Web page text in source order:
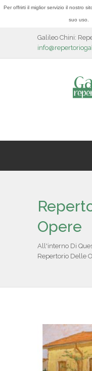
Per offrirti il miglior servizio il nostro
suo uso.
Galileo Chini:
BIOGRAFIA
IL
PARTNER
CONTATTI
Opere
All'interno Di
Repertorio Delle